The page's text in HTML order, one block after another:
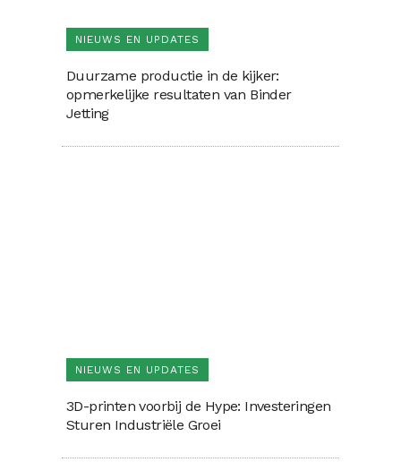
NIEUWS EN UPDATES
Duurzame productie in de kijker:
opmerkelijke resultaten van Binder
Jetting
NIEUWS EN UPDATES
3D-printen voorbij de Hype: Investeringen
Sturen Industriële Groei